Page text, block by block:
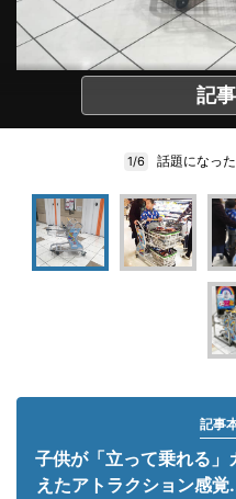
記
1/6 話題になっ
記事
子供が「立って乗れる
えたアトラクション感